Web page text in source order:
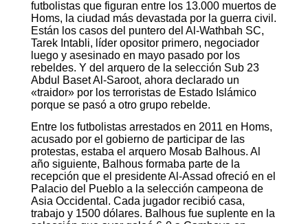
futbolistas que figuran entre los 13.000 muertos de
Homs, la ciudad más devastada por la guerra civil.
Están los casos del puntero del Al-Wathbah SC,
Tarek Intabli, líder opositor primero, negociador
luego y asesinado en mayo pasado por los
rebeldes. Y del arquero de la selección Sub 23
Abdul Baset Al-Saroot, ahora declarado un
«traidor» por los terroristas de Estado Islámico
porque se pasó a otro grupo rebelde.
Entre los futbolistas arrestados en 2011 en Homs,
acusado por el gobierno de participar de las
protestas, estaba el arquero Mosab Balhous. Al
año siguiente, Balhous formaba parte de la
recepción que el presidente Al-Assad ofreció en el
Palacio del Pueblo a la selección campeona de
Asia Occidental. Cada jugador recibió casa,
trabajo y 1500 dólares. Balhous fue suplente en la